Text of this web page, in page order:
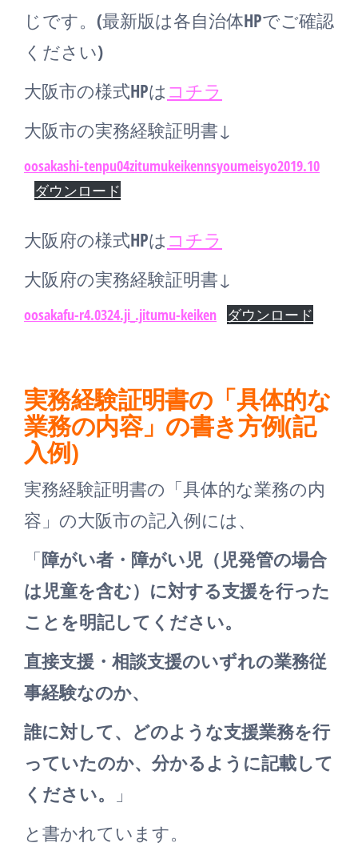
じです。(最新版は各自治体HPでご確認
ください)
大阪市の様式HPは コチラ
大阪市の実務経験証明書↓
oosakashi-tenpu04zitumukeikennsyoumeisyo2019.10
ダウンロード
大阪府の様式HPは コチラ
大阪府の実務経験証明書↓
oosakafu-r4.0324.ji_.jitumu-keiken ダウンロード
実務経験証明書の「具体的な
業務の内容」の書き方例(記
入例)
実務経験証明書の「具体的な業務の内
容」の大阪市の記入例には、
「障がい者・障がい児（児発管の場合
は児童を含む）に対する支援を行った
ことを明記してください。
直接支援・相談支援のいずれの業務従
事経験なのか、
誰に対して、どのような支援業務を行
っていたのか、分かるように記載して
ください。
」
と書かれています。